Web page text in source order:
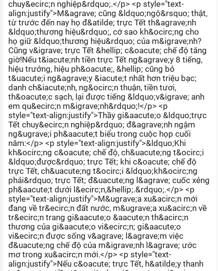
chuy&ecirc;n nghiệp&rdquo;.</p> <p style="text-
align:justify">M&agrave; cũng &ldquo;ngộ&rsquo; thật,
từ trước đến nay họ đ&atilde; trực Tết th&agrave;nh
&ldquo;thương hiệu&rdquo;, cớ sao kh&ocirc;ng cho
họ giữ &ldquo;thương hiệu&rdquo; của m&igrave;nh?
Cũng v&igrave; trực Tết &hellip; c&oacute; chế độ tăng
giờ!Nếu t&iacute;nh tiền trực Tết ng&agrave;y 8 tiếng,
hiệu trưởng, hiệu ph&oacute;, &hellip; cũng bỏ
t&uacute;i ng&agrave;y &iacute;t nhất hơn triệu bạc;
danh ch&iacute;nh, ng&ocirc;n thuận, tiền tươi,
th&oacute;c sạch, lại được tiếng &ldquo;v&igrave; anh
em qu&ecirc;n m&igrave;nh&rdquo;!</p> <p
style="text-align:justify">Thầy gi&aacute;o &ldquo;trực
Tết chuy&ecirc;n nghiệp&rdquo; đ&agrave;nh ngậm
ng&ugrave;i ph&aacute;t biểu trong cuộc họp cuối
năm:</p> <p style="text-align:justify">&ldquo;Khi
kh&ocirc;ng c&oacute; chế độ, ch&uacute;ng t&ocirc;i
&ldquo;được&rdquo; trực Tết; khi c&oacute; chế độ
trực Tết, ch&uacute;ng t&ocirc;i &ldquo;kh&ocirc;ng
phải&rdquo; trực Tết; đ&uacute;ng l&agrave; cuốc xẻng
ph&aacute;t dưới l&ecirc;n,&hellip;.&rdquo;.</p> <p
style="text-align:justify">M&ugrave;a xu&acirc;n mới
đang về tr&ecirc;n đất nước, m&ugrave;a xu&acirc;n về
tr&ecirc;n trang gi&aacute;o &aacute;n th&acirc;n
thương của gi&aacute;o vi&ecirc;n; gi&aacute;o
vi&ecirc;n được sống v&agrave; l&agrave;m việc
đ&uacute;ng chế độ của m&igrave;nh l&agrave; ước
mơ trong xu&acirc;n mới.</p> <p style="text-
align:justify">Nếu c&oacute; trực Tết, h&atilde;y thanh